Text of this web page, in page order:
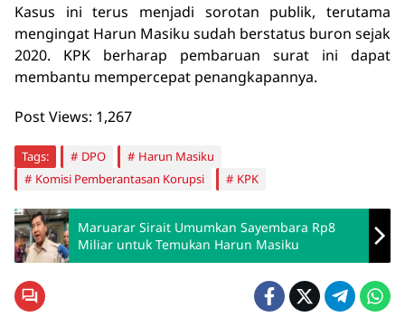
Kasus ini terus menjadi sorotan publik, terutama
mengingat Harun Masiku sudah berstatus buron sejak
2020. KPK berharap pembaruan surat ini dapat
membantu mempercepat penangkapannya.
Post Views: 1,267
Tags: DPO
Harun Masiku
Komisi Pemberantasan Korupsi
KPK
Maruarar Sirait Umumkan Sayembara Rp8
Miliar untuk Temukan Harun Masiku